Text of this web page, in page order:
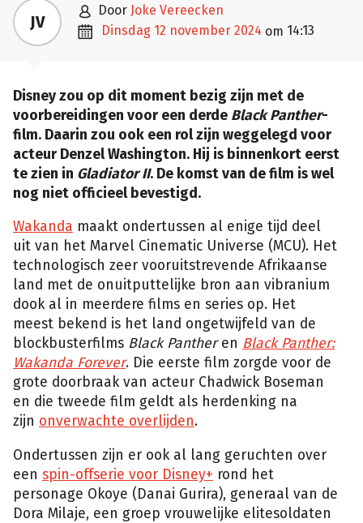
JV  door Joke Vereecken
 dinsdag 12 november 2024 om 14:13
Disney zou op dit moment bezig zijn met de
voorbereidingen voor een derde Black Panther-
film. Daarin zou ook een rol zijn weggelegd voor
acteur Denzel Washington. Hij is binnenkort eerst
te zien in Gladiator II. De komst van de film is wel
nog niet officieel bevestigd.
Wakanda maakt ondertussen al enige tijd deel
uit van het Marvel Cinematic Universe (MCU). Het
technologisch zeer vooruitstrevende Afrikaanse
land met de onuitputtelijke bron aan vibranium
dook al in meerdere films en series op. Het
meest bekend is het land ongetwijfeld van de
blockbusterfilms Black Pantheren Black Panther:
Wakanda Forever. Die eerste film zorgde voor de
grote doorbraak van acteur Chadwick Boseman
en die tweede film geldt als herdenking na
zijn onverwachte overlijden.
Ondertussen zijn er ook al lang geruchten over
een spin-offserie voor Disney+ rond het
personage Okoye (Danai Gurira), generaal van de
Dora Milaje, een groep vrouwelijke elitesoldaten